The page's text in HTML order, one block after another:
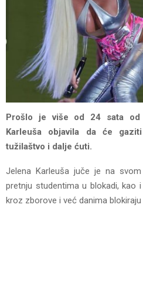
Prošlo je više od 24 sata od
Karleuša objavila da će
tužilaštvo i dalje ćuti.
Jelena Karleuša juče je na
pretnju studentima u blokadi, kao
kroz zborove i već danima